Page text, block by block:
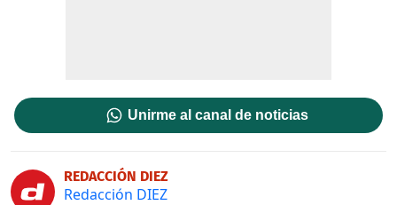
Unirme al canal de noticias
REDACCIÓN DIEZ
Redacción DIEZ